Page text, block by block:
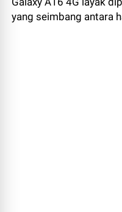
yang seimbang antara